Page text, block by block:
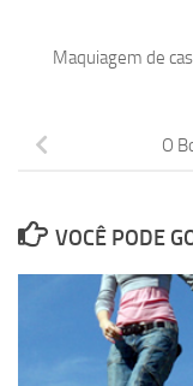
Maquiagem de
O
VOCÊ PODE